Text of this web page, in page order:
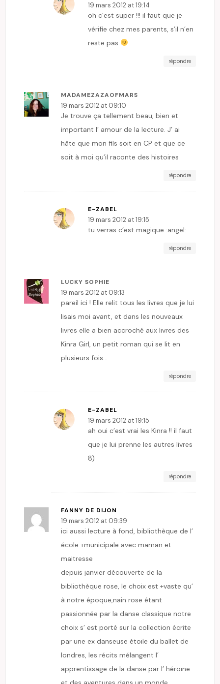
19 mars 2012 at 19:14
oh c’est super !!! il faut que je
vérifie chez mes parents, s’il n’en
reste pas
répondre
MADAMEZAZAOFMARS
19 mars 2012 at 09:10
Je trouve ça tellement beau, bien et
important l’ amour de la lecture. J’ ai
hâte que mon fils soit en CP et que ce
soit à moi qu’il raconte des histoires
répondre
E-ZABEL
19 mars 2012 at 19:15
tu verras c’est magique :angel:
répondre
LUCKY SOPHIE
19 mars 2012 at 09:13
pareil ici ! Elle relit tous les livres que je lui
lisais moi avant, et dans les nouveaux
livres elle a bien accroché aux livres des
Kinra Girl, un petit roman qui se lit en
plusieurs fois…
répondre
E-ZABEL
19 mars 2012 at 19:15
ah oui c’est vrai les Kinra !! il faut
que je lui prenne les autres livres
8)
répondre
FANNY DE DIJON
19 mars 2012 at 09:39
ici aussi lecture à fond, bibliothèque de l’
école +municipale avec maman et
maitresse
depuis janvier découverte de la
bibliothèque rose, le choix est +vaste qu’
à notre époque,nain rose étant
passionnée par la danse classique notre
choix s’ est porté sur la collection écrite
par une ex danseuse étoile du ballet de
londres, les récits mélangent l’
apprentissage de la danse par l’ héroïne